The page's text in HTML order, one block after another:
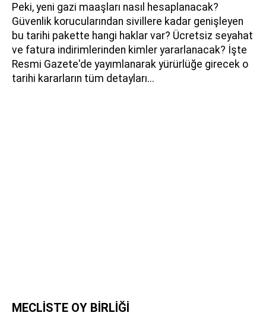
Peki, yeni gazi maaşları nasıl hesaplanacak?
Güvenlik korucularından sivillere kadar genişleyen
bu tarihi pakette hangi haklar var? Ücretsiz seyahat
ve fatura indirimlerinden kimler yararlanacak? İşte
Resmi Gazete'de yayımlanarak yürürlüğe girecek o
tarihi kararların tüm detayları...
MECLİSTE OY BİRLİĞİ